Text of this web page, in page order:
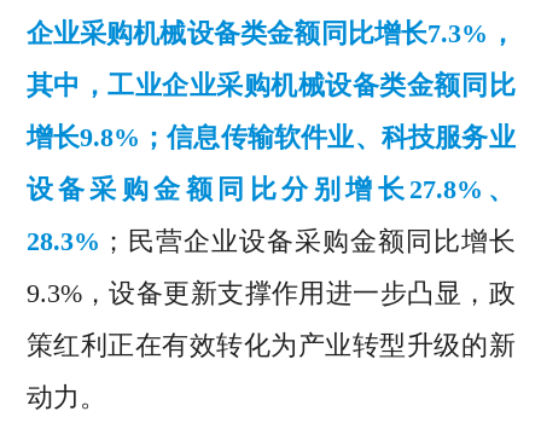
企业采购机械设备类金额同比增长7.3%，
其中，工业企业采购机械设备类金额同比
增长9.8%；信息传输软件业、科技服务业
设备采购金额同比分别增长27.8%、
28.3% ；民营企业设备采购金额同比增长
9.3%，设备更新支撑作用进一步凸显，政
策红利正在有效转化为产业转型升级的新
动力。